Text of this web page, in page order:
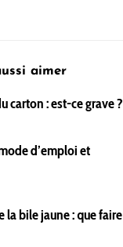
aimer
carton : est-ce grave ?
d’emploi et
bile jaune : que faire